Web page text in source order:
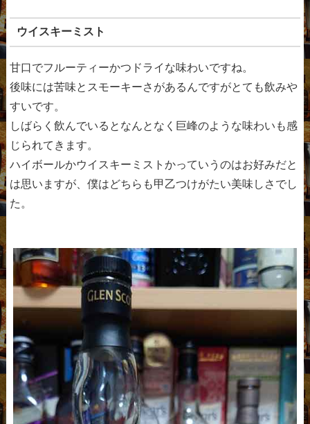
ウイスキーミスト
甘口でフルーティーかつドライな味わいですね。
後味には苦味とスモーキーさがあるんですがとても飲みや
すいです。
しばらく飲んでいるとなんとなく巨峰のような味わいも感
じられてきます。
ハイボールかウイスキーミストかっていうのはお好みだと
は思いますが、僕はどちらも甲乙つけがたい美味しさでし
た。